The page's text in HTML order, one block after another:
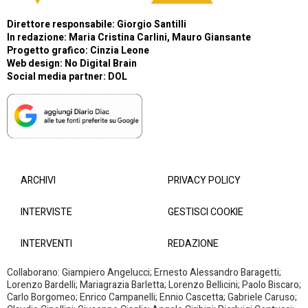
Direttore responsabile: Giorgio Santilli
In redazione: Maria Cristina Carlini, Mauro Giansante
Progetto grafico: Cinzia Leone
Web design: No Digital Brain
Social media partner: DOL
ARCHIVI
INTERVISTE
INTERVENTI
PRIVACY POLICY
GESTISCI COOKIE
REDAZIONE
Collaborano: Giampiero Angelucci; Ernesto Alessandro Baragetti;
Lorenzo Bardelli; Mariagrazia Barletta; Lorenzo Bellicini; Paolo Biscaro;
Carlo Borgomeo; Enrico Campanelli; Ennio Cascetta; Gabriele Caruso;